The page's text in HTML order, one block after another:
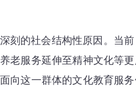
刻的社会结构性原因。当
老服务延伸至精神文化等
向这一群体的文化教育服务